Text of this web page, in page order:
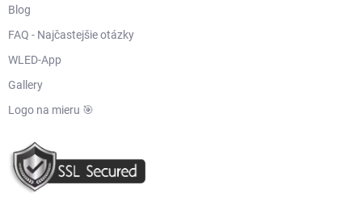
Blog
FAQ - Najčastejšie otázky
WLED-App
Gallery
Logo na mieru 🎯